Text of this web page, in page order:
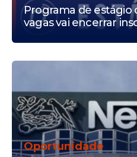
Programa de estágio
vagas vai encerrar
Oportunidade